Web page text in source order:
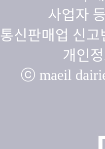
사업자
통신판매업 신
개인
ⓒ maeil